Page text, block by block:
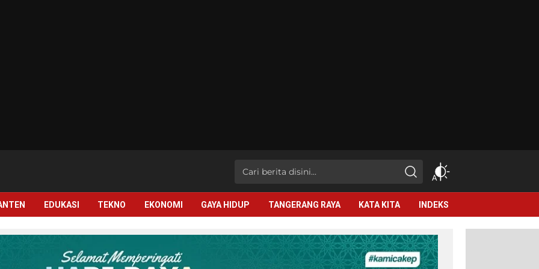
EDUKASI TEKNO EKONOMI GAYA HIDUP TANGERANG RAYA KATA KITA INDEKS